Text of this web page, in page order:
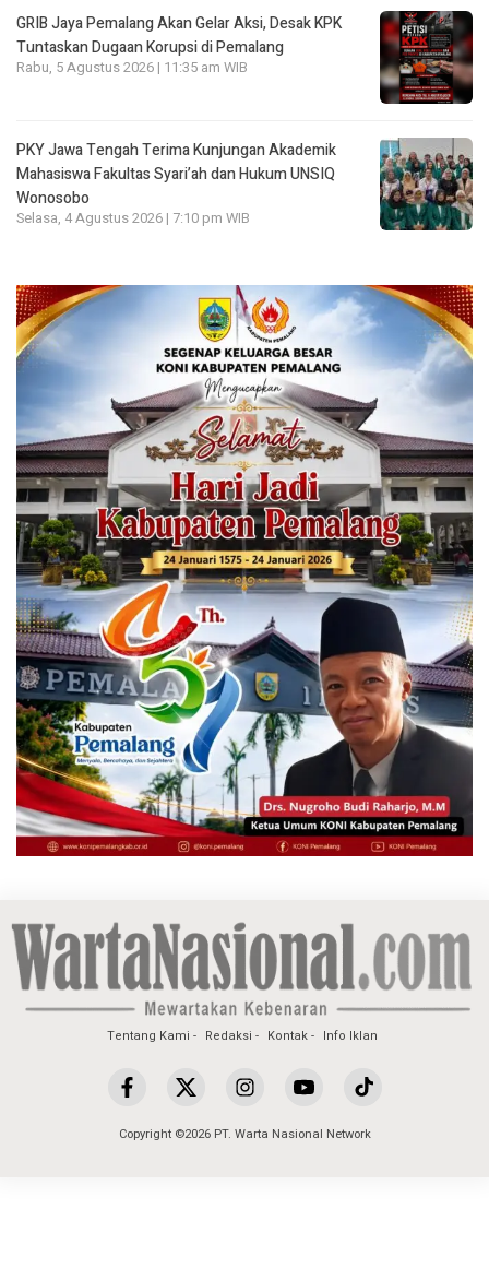
GRIB Jaya Pemalang Akan Gelar Aksi, Desak KPK
Tuntaskan Dugaan Korupsi di Pemalang
Rabu, 5 Agustus 2026 | 11:35 am WIB
PKY Jawa Tengah Terima Kunjungan Akademik
Mahasiswa Fakultas Syari’ah dan Hukum UNSIQ
Wonosobo
Selasa, 4 Agustus 2026 | 7:10 pm WIB
Tentang Kami Redaksi Kontak Info Iklan
Copyright ©2026 PT. Warta Nasional Network